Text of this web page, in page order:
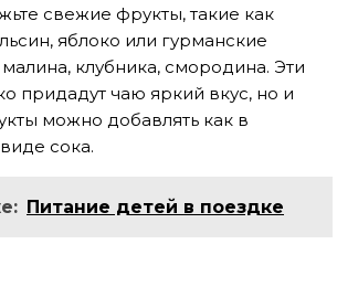
свежие фрукты, такие как
яблоко или гурманские
клубника, смородина. Эти
придадут чаю яркий вкус, но и
можно добавлять как в
сока.
Питание детей в поездке